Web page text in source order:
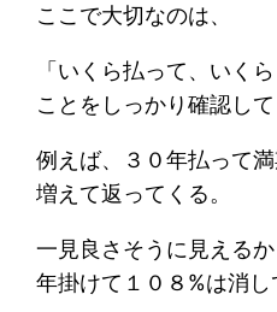
ここで大切なのは、
「いくら払って、いく
ことをしっかり確認して
例えば、３０年払って
増えて返ってくる。
一見良さそうに見える
年掛けて１０８%は消